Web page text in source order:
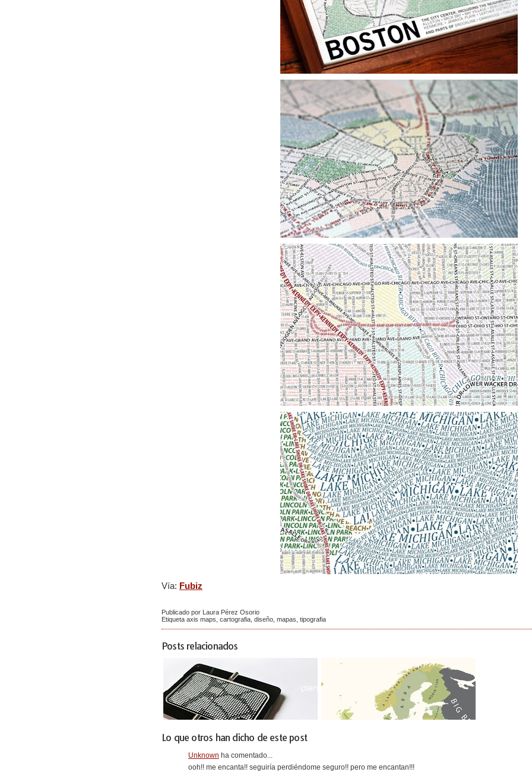
Vía: Fubiz
Publicado por Laura Pérez Osorio
Etiqueta axis maps cartografia diseño mapas tipografia
Posts relacionados
Lo que otros han dicho de este post
Unknown ha comentado...
ooh!! me encanta!! seguiría perdiéndome seguro!! pero me encantan!!!